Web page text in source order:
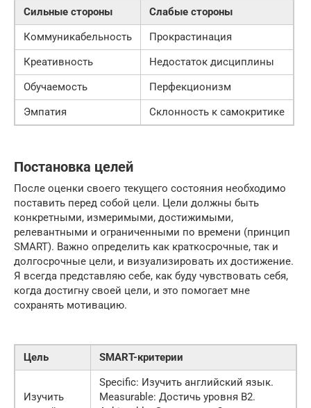
Сильные стороны
Слабые стороны
Коммуникабельность
Прокрастинация
Креативность
Недостаток дисциплины
Обучаемость
Перфекционизм
Эмпатия
Склонность к самокритике
Постановка целей
После оценки своего текущего состояния необходимо
поставить перед собой цели. Цели должны быть
конкретными, измеримыми, достижимыми,
релевантными и ограниченными по времени (принцип
SMART). Важно определить как краткосрочные, так и
долгосрочные цели, и визуализировать их достижение.
Я всегда представляю себе, как буду чувствовать себя,
когда достигну своей цели, и это помогает мне
сохранять мотивацию.
Цель SMART-критерии
Изучить
Specific: Изучить английский язык.
Measurable: Достичь уровня B2.